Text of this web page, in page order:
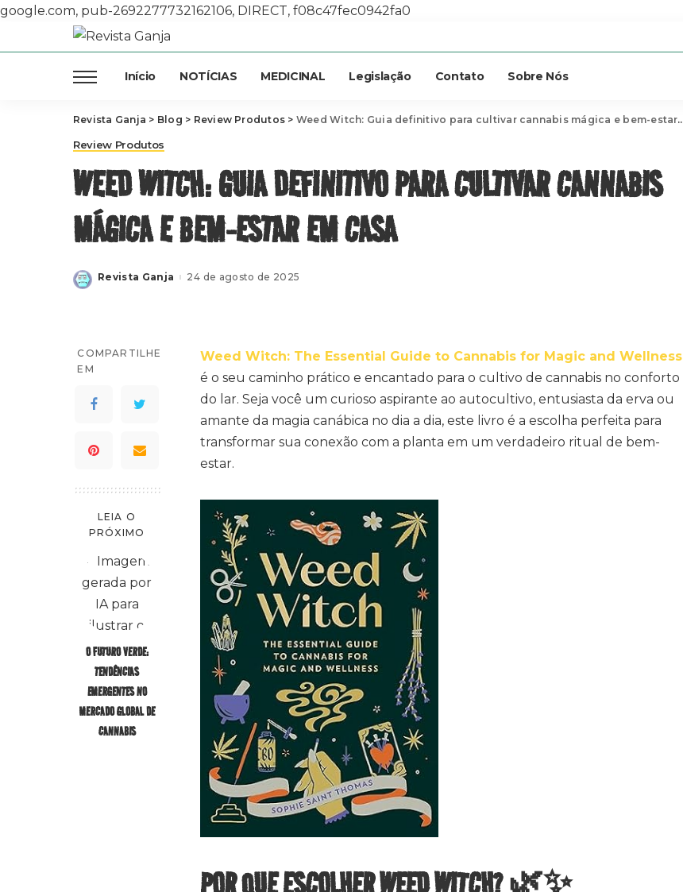
google.com, pub-2692277732162106, DIRECT, f08c47fec0942fa0
Início NOTÍCIAS MEDICINAL Legislação Contato Sobre Nós
Revista Ganja > Blog > Review Produtos > Weed Witch: Guia definitivo para cultivar cannabis mágica e bem-estar em casa
Review Produtos
WEED WITCH: GUIA DEFINITIVO PARA CULTIVAR CANNABIS
MÁGICA E BEM-ESTAR EM CASA
Posted
Revista Ganja 24 de agosto de 2025
COMPARTILHE
EM
LEIA O
PRÓXIMO
O FUTURO VERDE:
TENDÊNCIAS
EMERGENTES NO
MERCADO GLOBAL DE
CANNABIS
Weed Witch: The Essential Guide to Cannabis for Magic and Wellness
é o seu caminho prático e encantado para o cultivo de cannabis no conforto
do lar. Seja você um curioso aspirante ao autocultivo, entusiasta da erva ou
amante da magia canábica no dia a dia, este livro é a escolha perfeita para
transformar sua conexão com a planta em um verdadeiro ritual de bem-
estar.
POR QUE ESCOLHER WEED WITCH? 🌿✨